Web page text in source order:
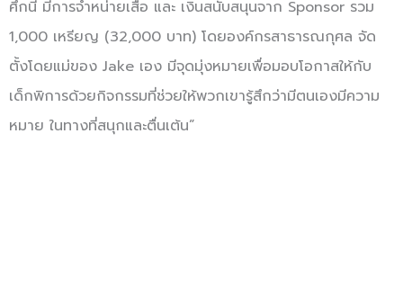
ศึกนี้ มีการจำหน่ายเสื้อ และ เงินสนับสนุนจาก Sponsor รวม
1,000 เหรียญ (32,000 บาท) โดยองค์กรสาธารณกุศล จัด
ตั้งโดยแม่ของ Jake เอง มีจุดมุ่งหมายเพื่อมอบโอกาสให้กับ
เด็กพิการด้วยกิจกรรมที่ช่วยให้พวกเขารู้สึกว่ามีตนเองมีความ
หมาย ในทางที่สนุกและตื่นเต้น”